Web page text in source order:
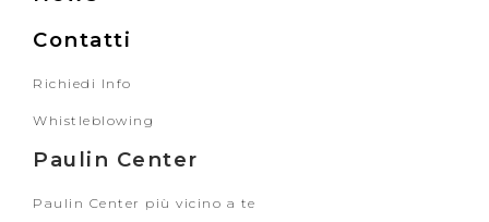
Contatti
Richiedi Info
Whistleblowing
Paulin Center
Paulin Center più vicino a te